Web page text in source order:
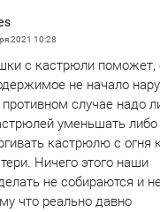
2021 10:28
с кастрюли поможет,
не начало
случае надо
уменьшать либо
кастрюлю с огня
Ничего этого наши
не собираются и
что реально давно